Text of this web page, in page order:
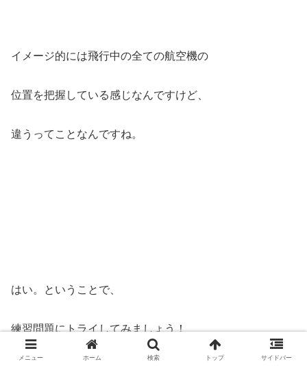
イメージ的には飛行中の全ての航空機の
位置を把握している感じなんですけど、
違うってことなんですね。
はい。ということで、
練習問題にトライしてみましょう！
メニュー ホーム 検索 トップ サイドバー